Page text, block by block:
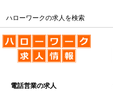
ハローワークの求人を検索
ハローワークの求人を検索
電話営業の求人